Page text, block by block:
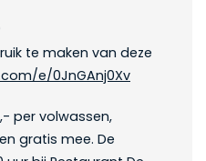
te maken van deze
e/0JnGAnj0Xv
per volwassen,
gratis mee. De